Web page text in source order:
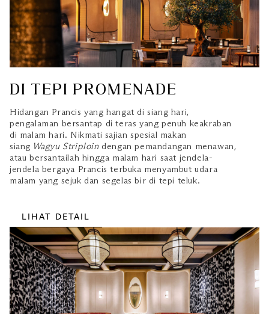
DI TEPI PROMENADE
Hidangan Prancis yang hangat di siang hari,
pengalaman bersantap di teras yang penuh keakraban
di malam hari. Nikmati sajian spesial makan
siang Wagyu Striploindengan pemandangan menawan,
atau bersantailah hingga malam hari saat jendela-
jendela bergaya Prancis terbuka menyambut udara
malam yang sejuk dan segelas bir di tepi teluk.
LIHAT DETAIL